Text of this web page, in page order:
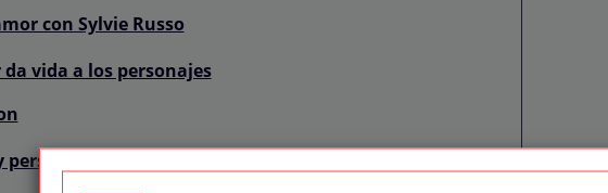
con Sylvie Russo
vida a los personajes
secundarios